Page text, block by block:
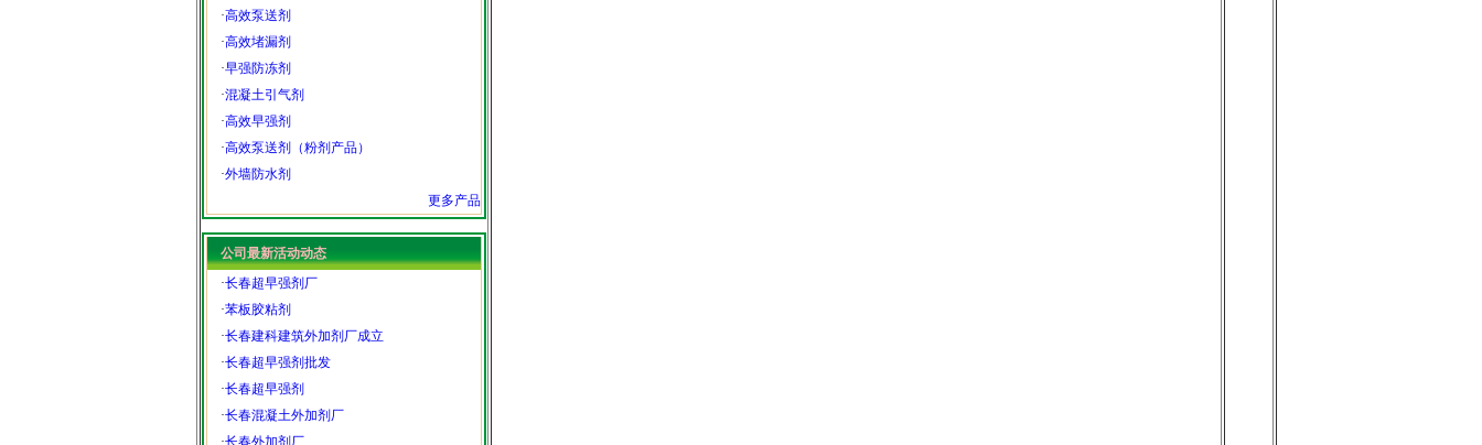
·高效泵送剂
·高效堵漏剂
·早强防冻剂
·混凝土引气剂
·高效早强剂
·高效泵送剂（粉剂产品）
·外墙防水剂
更多产品
公司最新活动动态
·长春超早强剂厂
·苯板胶粘剂
·长春建科建筑外加剂厂成立
·长春超早强剂批发
·长春超早强剂
·长春混凝土外加剂厂
·长春外加剂厂